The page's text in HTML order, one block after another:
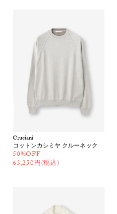
Cruciani
コットンカシミヤ クルーネック
50%OFF
63,250円(税込)